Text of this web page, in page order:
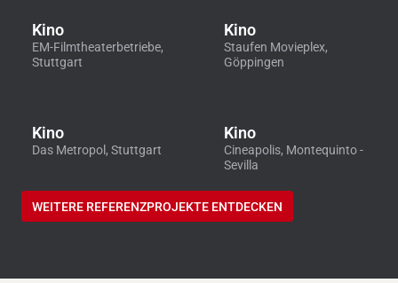
Kino
EM-Filmtheaterbetriebe,
Stuttgart
Kino
Staufen Movieplex,
Göppingen
Kino
Das Metropol, Stuttgart
Kino
Cineapolis, Montequinto -
Sevilla
WEITERE REFERENZPROJEKTE ENTDECKEN